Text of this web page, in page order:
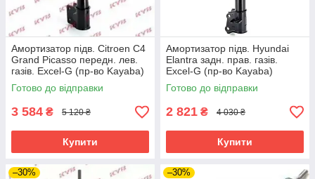
Амортизатор підв. Citroen C4
Grand Picasso передн. лев.
газів. Excel-G (пр-во Kayaba)
Готово до відправки
3 584 ₴ 5 120 ₴
Купити
Амортизатор підв. Hyundai
Elantra задн. прав. газів.
Excel-G (пр-во Kayaba)
Готово до відправки
2 821 ₴ 4 030 ₴
Купити
–30% –30%